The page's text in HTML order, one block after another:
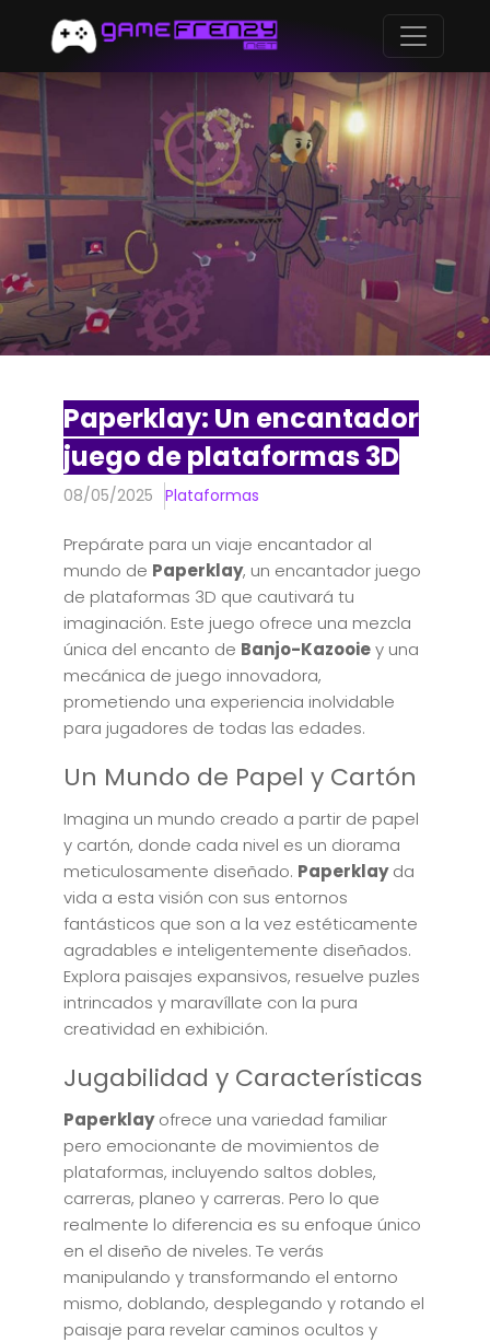
Paperklay: Un encantador
juego de plataformas 3D
08/05/2025 Plataformas
Prepárate para un viaje encantador al
mundo de Paperklay, un encantador juego
de plataformas 3D que cautivará tu
imaginación. Este juego ofrece una mezcla
única del encanto de Banjo-Kazooiey una
mecánica de juego innovadora,
prometiendo una experiencia inolvidable
para jugadores de todas las edades.
Un Mundo de Papel y Cartón
Imagina un mundo creado a partir de papel
y cartón, donde cada nivel es un diorama
meticulosamente diseñado. Paperklayda
vida a esta visión con sus entornos
fantásticos que son a la vez estéticamente
agradables e inteligentemente diseñados.
Explora paisajes expansivos, resuelve puzles
intrincados y maravíllate con la pura
creatividad en exhibición.
Jugabilidad y Características
Paperklayofrece una variedad familiar
pero emocionante de movimientos de
plataformas, incluyendo saltos dobles,
carreras, planeo y carreras. Pero lo que
realmente lo diferencia es su enfoque único
en el diseño de niveles. Te verás
manipulando y transformando el entorno
mismo, doblando, desplegando y rotando el
paisaje para revelar caminos ocultos y